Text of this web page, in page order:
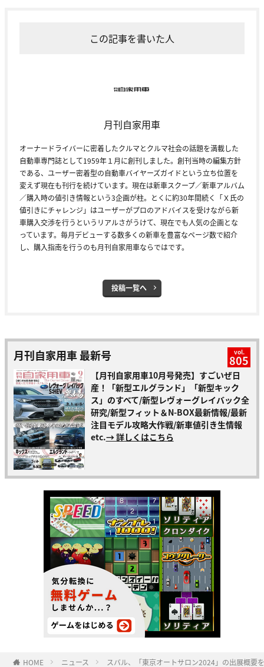
この記事を書いた人
月刊自家用車
オーナードライバーに密着したクルマとクルマ社会の話題を満載した
自動車専門誌として1959年１月に創刊しました。創刊当時の編集方針
である、ユーザー密着型の自動車バイヤーズガイドという立ち位置を
変えず現在も刊行を続けています。現在は新車スクープ／新車アルバム
／購入時の値引き情報という3企画が柱。とくに約30年間続く「Ｘ氏の
値引きにチャレンジ」はユーザーがプロのアドバイスを受けながら新
車購入交渉を行うというリアルさがうけて、現在でも人気の企画とな
っています。毎月デビューする数多くの新車を豊富なページ数で紹介
し、購入指南を行うのも月刊自家用車ならではです。
投稿一覧へ
月刊自家用車 最新号 vol.
805
【月刊自家用車10月号発売】すごいぜ日
産！「新型エルグランド」「新型キック
ス」のすべて/新型レヴォーグレイバック全
研究/新型フィット＆N-BOX最新情報/最新
注目モデル攻略大作戦/新車値引き生情報
etc.→ 詳しくはこちら
HOME ニュース スバル、「東京オートサロン2024」の出展概要